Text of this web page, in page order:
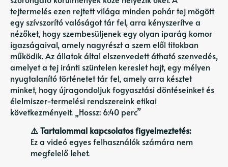
tejtermelés ezen rejtett világa minden pohár tej mögött
egy szívszorító valóságot tár fel, arra kényszerítve a
nézőket, hogy szembesüljenek egy olyan iparág komor
igazságaival, amely nagyrészt a szem elől titokban
működik. Az állatok által elszenvedett átható szenvedés,
amelyet a tej iránti szüntelen kereslet hajt, egy mélyen
nyugtalanító történetet tár fel, amely arra késztet
minket, hogy újragondoljuk fogyasztási döntéseinket és
élelmiszer-termelési rendszereink etikai
következményeit. „Hossz: 6:40 perc”
⚠️ Tartalommal kapcsolatos figyelmeztetés:
Ez a videó egyes felhasználók számára nem
megfelelő lehet.